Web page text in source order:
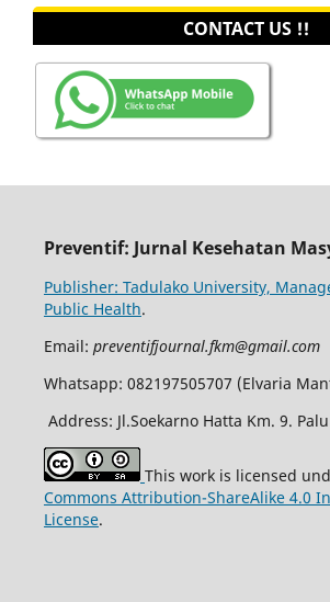
CONTACT US !!
Preventif: Jurnal Kesehatan
Publisher: Tadulako University,
Public Health.
Email: preventifjournal.fkm@gmail.com
Whatsapp: 082197505707 (Elvaria
Address: Jl.Soekarno Hatta Km. 9.
This work is licensed
Commons Attribution-ShareAlike 4.0
License.